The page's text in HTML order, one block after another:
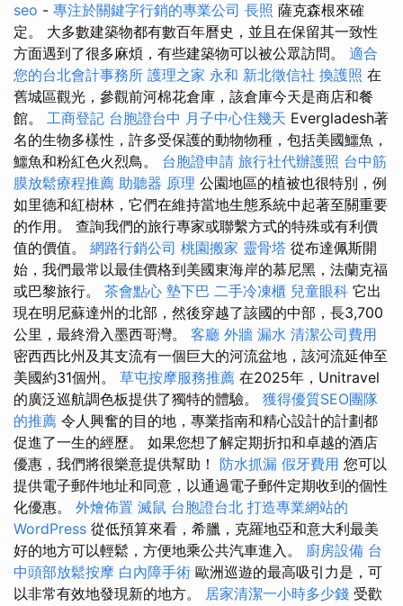
seo - 專注於關鍵字行銷的專業公司 長照 薩克森根來確
定。 大多數建築物都有數百年曆史，並且在保留其一致性
方面遇到了很多麻煩，有些建築物可以被公眾訪問。 適合
您的台北會計事務所 護理之家 永和 新北徵信社 換護照 在
舊城區觀光，參觀前河棉花倉庫，該倉庫今天是商店和餐
館。 工商登記 台胞證台中 月子中心住幾天 Evergladesh著
名的生物多樣性，許多受保護的動物物種，包括美國鱷魚，
鱷魚和粉紅色火烈鳥。 台胞證申請 旅行社代辦護照 台中筋
膜放鬆療程推薦 助聽器 原理 公園地區的植被也很特別，例
如里德和紅樹林，它們在維持當地生態系統中起著至關重要
的作用。 查詢我們的旅行專家或聯繫方式的特殊或有利價
值的價值。 網路行銷公司 桃園搬家 靈骨塔 從布達佩斯開
始，我們最常以最佳價格到美國東海岸的慕尼黑，法蘭克福
或巴黎旅行。 茶會點心 墊下巴 二手冷凍櫃 兒童眼科 它出
現在明尼蘇達州的北部，然後穿越了該國的中部，長3,700
公里，最終滑入墨西哥灣。 客廳 外牆 漏水 清潔公司費用
密西西比州及其支流有一個巨大的河流盆地，該河流延伸至
美國約31個州。 草屯按摩服務推薦 在2025年，Unitravel
的廣泛巡航調色板提供了獨特的體驗。 獲得優質SEO團隊
的推薦 令人興奮的目的地，專業指南和精心設計的計劃都
促進了一生的經歷。 如果您想了解定期折扣和卓越的酒店
優惠，我們將很樂意提供幫助！ 防水抓漏 假牙費用 您可以
提供電子郵件地址和同意，以通過電子郵件定期收到的個性
化優惠。 外燴佈置 滅鼠 台胞證台北 打造專業網站的
WordPress 從低預算來看，希臘，克羅地亞和意大利最美
好的地方可以輕鬆，方便地乘公共汽車進入。 廚房設備 台
中頭部放鬆按摩 白內障手術 歐洲巡遊的最高吸引力是，可
以非常有效地發現新的地方。 居家清潔一小時多少錢 受歡